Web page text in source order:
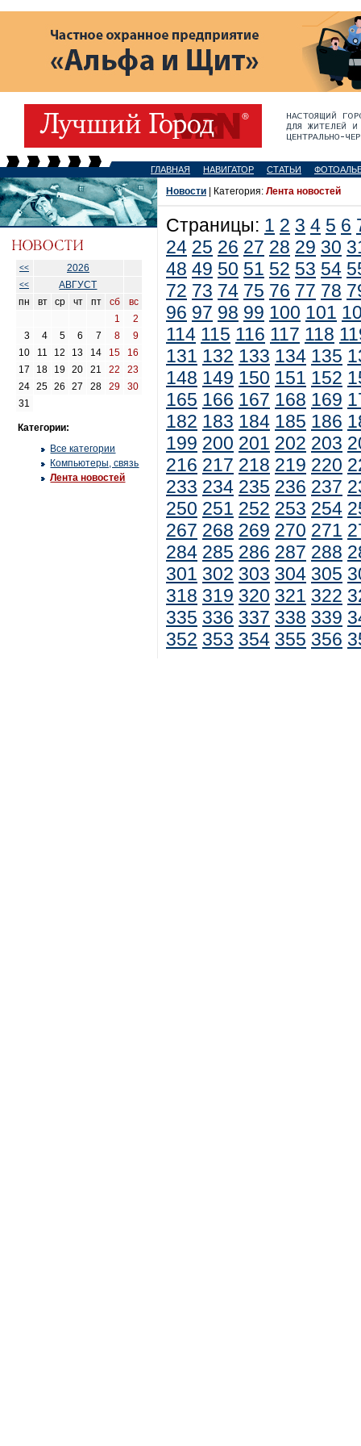
ГЛАВНАЯ НАВИГАТОР СТАТЬИ
<< 2026
<<
АВГУСТ
пн
вт ср чт пт сб
вс
1
2
3
4 5 6 7 8
9
10
11 12 13 14 15
16
17
18 19 20 21 22
23
24
25 26 27 28 29
30
31
Категории:
Все категории
Компьютеры, связь
Лента новостей
Новости | Категория: Лента новостей
Страницы: 1 2 3 4 5 6
24 25 26 27 28 29 30
48 49 50 51 52 53 54
72 73 74 75 76 77 78
96 97 98 99 100 101
114 115 116 117 118
131 132 133 134 135
148 149 150 151 152
165 166 167 168 169
182 183 184 185 186
199 200 201 202 203
216 217 218 219 220
233 234 235 236 237
250 251 252 253 254
267 268 269 270 271
284 285 286 287 288
301 302 303 304 305
318 319 320 321 322
335 336 337 338 339
352 353 354 355 356